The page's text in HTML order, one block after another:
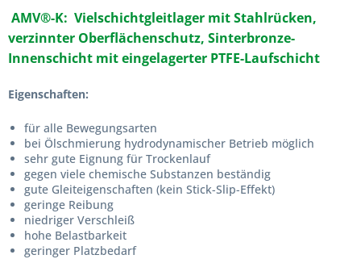
AMV®-K: Vielschichtgleitlager mitStahlrücken,
verzinnter Oberflächenschutz, Sinterbronze-
Innenschicht mit eingelagerter PTFE-Laufschicht
Eigenschaften:
für alle Bewegungsarten
bei Ölschmierung hydrodynamischer Betrieb möglich
sehr gute Eignung für Trockenlauf
gegen viele chemische Substanzen beständig
gute Gleiteigenschaften (kein Stick-Slip-Effekt)
geringe Reibung
niedriger Verschleiß
hohe Belastbarkeit
geringer Platzbedarf